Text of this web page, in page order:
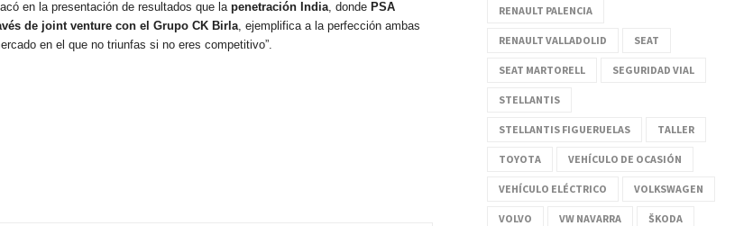
en la presentación de resultados que lapenetración India, donde PSA
de joint venture con el Grupo CK Birla, ejemplifica a la perfección ambas
en el que no triunfas si no eres competitivo”.
RENAULT PALENCIA
RENAULT VALLADOLID SEAT
SEAT MARTORELL SEGURIDAD VIAL
STELLANTIS
STELLANTIS FIGUERUELAS TALLER
TOYOTA VEHÍCULO DE OCASIÓN
VEHÍCULO ELÉCTRICO VOLKSWAGEN
VOLVO VW NAVARRA ŠKODA